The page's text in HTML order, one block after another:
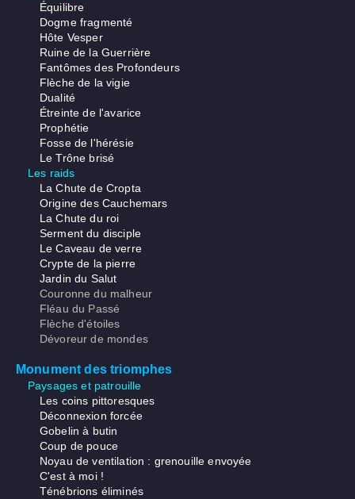
Équilibre
Dogme fragmenté
Hôte Vesper
Ruine de la Guerrière
Fantômes des Profondeurs
Flèche de la vigie
Dualité
Étreinte de l'avarice
Prophétie
Fosse de l'hérésie
Le Trône brisé
Les raids
La Chute de Cropta
Origine des Cauchemars
La Chute du roi
Serment du disciple
Le Caveau de verre
Crypte de la pierre
Jardin du Salut
Couronne du malheur
Fléau du Passé
Flèche d'étoiles
Dévoreur de mondes
Monument des triomphes
Paysages et patrouille
Les coins pittoresques
Déconnexion forcée
Gobelin à butin
Coup de pouce
Noyau de ventilation : grenouille envoyée
C'est à moi !
Ténébrions éliminés